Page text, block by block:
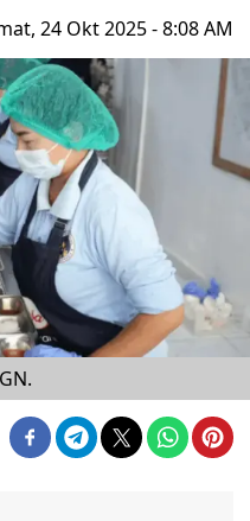
24 Okt 2025 - 8:08 AM